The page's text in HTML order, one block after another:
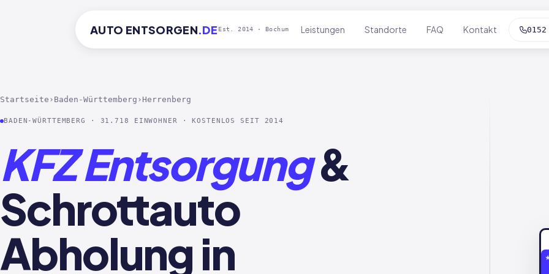
AUTO ENTSORGEN.DE Est. 2014 · Bochum Leistungen Standorte FAQ Kontakt
Startseite › Baden-Württemberg › Herrenberg
BADEN-WÜRTTEMBERG · 31.718 EINWOHNER · KOSTENLOS SEIT 2014
KFZ Entsorgung&
Schrottauto
Abholung in